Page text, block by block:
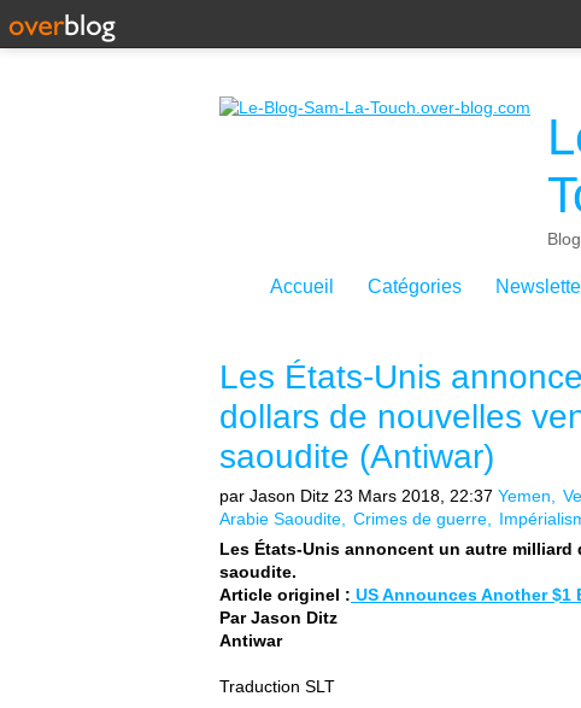
Accueil Catégories
Les États-Unis
dollars de nouvelles
saoudite (Antiwar)
par Jason Ditz 23 Mars 2018, 22:37 Yemen
Arabie Saoudite
Crimes de guerre
Les États-Unis annoncent un autre
saoudite.
Article originel : US Announces Another $1
Par Jason Ditz
Antiwar
Traduction SLT